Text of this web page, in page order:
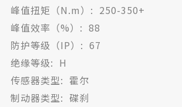
峰值扭矩（N.m）: 250-350+
峰值效率（%）: 88
防护等级（IP）: 67
绝缘等级: H
传感器类型: 霍尔
制动器类型: 碟刹